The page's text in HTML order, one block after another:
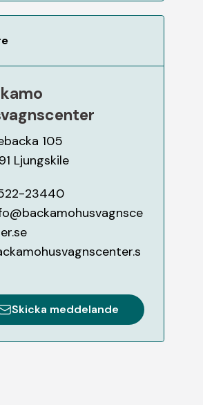
105
Ljungskile
23440
Skicka meddelande